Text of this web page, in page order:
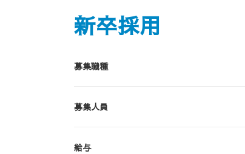
新卒採用
募集職種
募集人員
給与